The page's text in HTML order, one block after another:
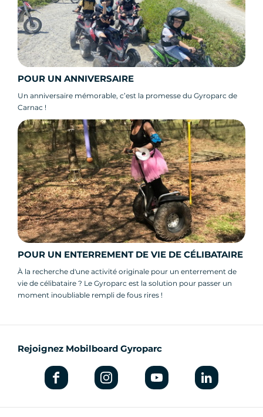
POUR UN ANNIVERSAIRE
Un anniversaire mémorable, c’est la promesse du Gyroparc de
Carnac !
POUR UN ENTERREMENT DE VIE DE CÉLIBATAIRE
À la recherche d'une activité originale pour un enterrement de
vie de célibataire ? Le Gyroparc est la solution pour passer un
moment inoubliable rempli de fous rires !
Rejoignez Mobilboard Gyroparc